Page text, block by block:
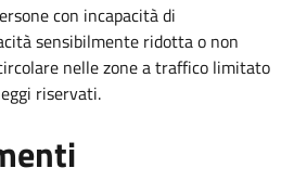
con incapacità di
sensibilmente ridotta o non
nelle zone a traffico limitato
riservati.